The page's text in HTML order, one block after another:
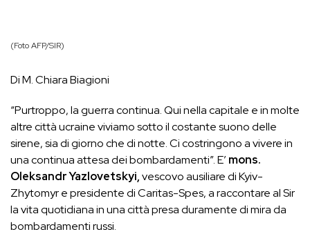
(Foto AFP/SIR)
Di M. Chiara Biagioni
“Purtroppo, la guerra continua. Qui nella capitale e in molte
altre città ucraine viviamo sotto il costante suono delle
sirene, sia di giorno che di notte. Ci costringono a vivere in
una continua attesa dei bombardamenti”. E’ mons.
Oleksandr Yazlovetskyi,vescovo ausiliare di Kyiv-
Zhytomyr e presidente di Caritas-Spes, a raccontare al Sir
la vita quotidiana in una città presa duramente di mira da
bombardamenti russi.